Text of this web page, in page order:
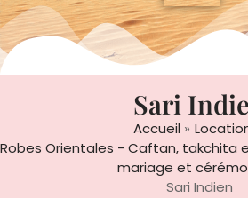
Sari
Accueil
Robes Orientales - Caftan, takchita
mariage et
Sari Indien